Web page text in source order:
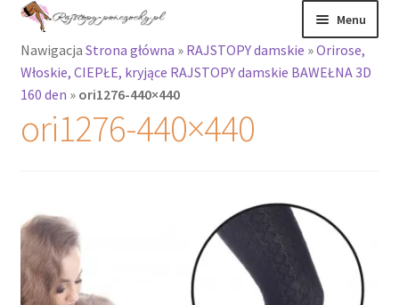
Przejdź
nawigacji
Przejdź
treści
Menu
Rajstopy
Rozwiń
menu
potomne
Podkolanówki i
skarpetki
Wszystkie
Nawigacja Strona główna » RAJSTOPY damskie »Orirose,
Włoskie, CIEPŁE, kryjące RAJSTOPY damskie BAWEŁNA 3D
160 den » ori1276-440×440
ori1276-440×440